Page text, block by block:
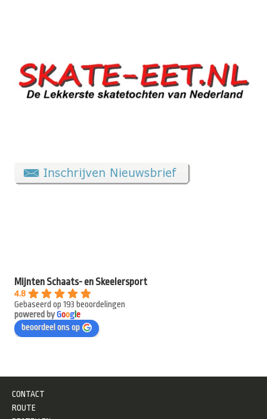
Mijnten Schaats- en Skeelersport
4.8
Gebaseerd op 193 beoordelingen
powered byGooge
beoordeel ons op
CONTACT
ROUTE